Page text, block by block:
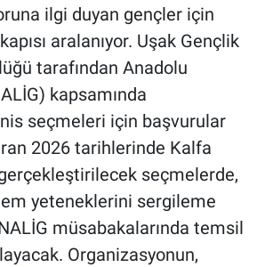
ilgi duyan gençler için
aralanıyor. Uşak Gençlik
tarafından Anadolu
kapsamında
seçmeleri için başvurular
2026 tarihlerinde Kalfa
seçmelerde,
yeteneklerini sergileme
müsabakalarında temsil
Organizasyonun,